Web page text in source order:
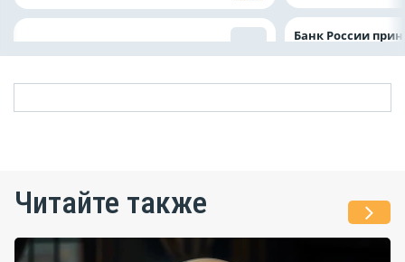
Банк России
Читайте также